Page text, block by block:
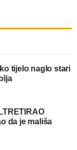
tijelo naglo stari
da je mališa